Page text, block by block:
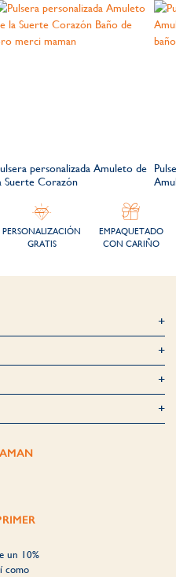
personalizada Amuleto de
Suerte Corazón
PERSONALIZACIÓN
GRATIS
EMPAQUETADO
CON CARIÑO
un 10%
como